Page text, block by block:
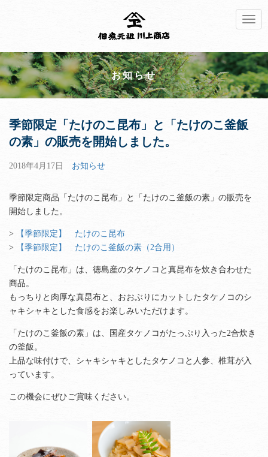
お知らせ
季節限定「たけのこ昆布」と「たけのこ釜飯
の素」の販売を開始しました。
2018年4月17日 お知らせ
季節限定商品「たけのこ昆布」と「たけのこ釜飯の素」の販売を
開始しました。
>
【季節限定】 たけのこ昆布
>
【季節限定】 たけのこ釜飯の素（2合用）
「たけのこ昆布」は、徳島産のタケノコと真昆布を炊き合わせた
商品。
もっちりと肉厚な真昆布と、おおぶりにカットしたタケノコのシ
ャキシャキとした食感をお楽しみいただけます。
「たけのこ釜飯の素」は、国産タケノコがたっぷり入った2合炊き
の釜飯。
上品な味付けで、シャキシャキとしたタケノコと人参、椎茸が入
っています。
この機会にぜひご賞味ください。